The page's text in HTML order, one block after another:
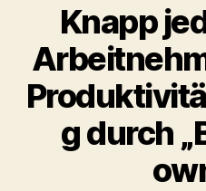
Knapp
g durch